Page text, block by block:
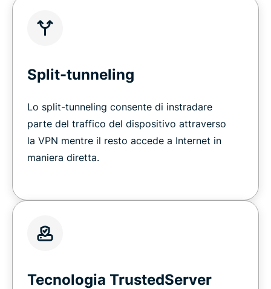
Split-tunneling
Lo split-tunneling consente di instradare
parte del traffico del dispositivo attraverso
la VPN mentre il resto accede a Internet in
maniera diretta.
Tecnologia TrustedServer